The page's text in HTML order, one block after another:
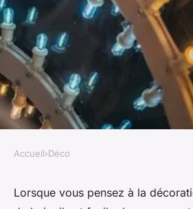
Comment intégrer
Accueil›Déco
Lorsque vous pensez à la